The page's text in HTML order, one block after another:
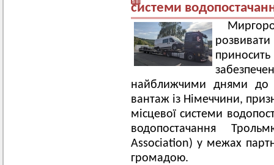
системи
найближчими днями до
вантаж із Німеччини,
місцевої системи
водопостачання
Association) у межах
громадою.